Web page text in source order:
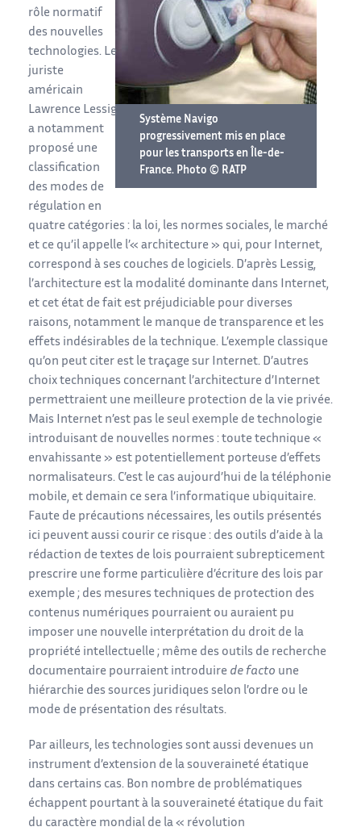
Système Navigo
progressivement mis en place
pour les transports en Île-de-
France. Photo © RATP
rôle normatif
des nouvelles
technologies. Le
juriste
américain
Lawrence Lessig
a notamment
proposé une
classification
des modes de
régulation en
quatre catégories : la loi, les normes sociales, le marché
et ce qu’il appelle l’« architecture » qui, pour Internet,
correspond à ses couches de logiciels. D’après Lessig,
l’architecture est la modalité dominante dans Internet,
et cet état de fait est préjudiciable pour diverses
raisons, notamment le manque de transparence et les
effets indésirables de la technique. L’exemple classique
qu’on peut citer est le traçage sur Internet. D’autres
choix techniques concernant l’architecture d’Internet
permettraient une meilleure protection de la vie privée.
Mais Internet n’est pas le seul exemple de technologie
introduisant de nouvelles normes : toute technique «
envahissante » est potentiellement porteuse d’effets
normalisateurs. C’est le cas aujourd’hui de la téléphonie
mobile, et demain ce sera l’informatique ubiquitaire.
Faute de précautions nécessaires, les outils présentés
ici peuvent aussi courir ce risque : des outils d’aide à la
rédaction de textes de lois pourraient subrepticement
prescrire une forme particulière d’écriture des lois par
exemple ; des mesures techniques de protection des
contenus numériques pourraient ou auraient pu
imposer une nouvelle interprétation du droit de la
propriété intellectuelle ; même des outils de recherche
documentaire pourraient introduire de facto une
hiérarchie des sources juridiques selon l’ordre ou le
mode de présentation des résultats.
Par ailleurs, les technologies sont aussi devenues un
instrument d’extension de la souveraineté étatique
dans certains cas. Bon nombre de problématiques
échappent pourtant à la souveraineté étatique du fait
du caractère mondial de la « révolution